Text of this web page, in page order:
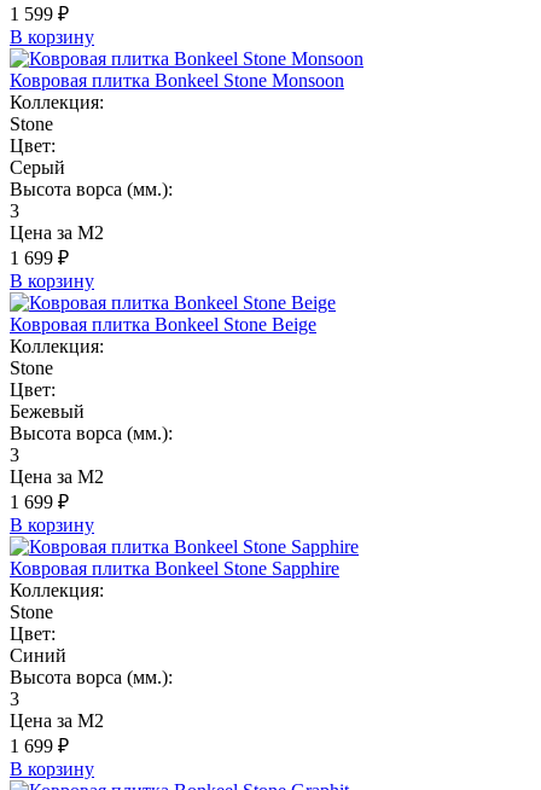
1 599 ₽
В корзину
Ковровая плитка Bonkeel Stone Monsoon
Коллекция:
Stone
Цвет:
Серый
Высота ворса (мм.):
3
Цена за М2
1 699 ₽
В корзину
Ковровая плитка Bonkeel Stone Beige
Коллекция:
Stone
Цвет:
Бежевый
Высота ворса (мм.):
3
Цена за М2
1 699 ₽
В корзину
Ковровая плитка Bonkeel Stone Sapphire
Коллекция:
Stone
Цвет:
Синий
Высота ворса (мм.):
3
Цена за М2
1 699 ₽
В корзину